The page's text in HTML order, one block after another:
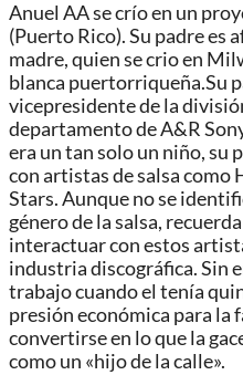
Anuel AA se crío en un
(Puerto Rico). Su padre es
madre, quien se crio en
blanca puertorriqueña.Su
vicepresidente de la
departamento de A&R
era un tan solo un niño, su
con artistas de salsa como
Stars. Aunque no se
género de la salsa,
interactuar con estos
industria discográfica.​ Sin
trabajo cuando el tenía
presión económica para la
convertirse en lo que la
como un «hijo de la calle».